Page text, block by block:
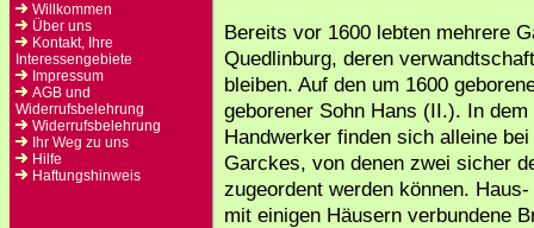
Willkommen
Über uns
Kontakt, Ihre
Interessengebiete
Impressum
AGB und
Widerrufsbelehrung
Widerrufsbelehrung
Ihr Weg zu uns
Hilfe
Haftungshinweis
Bereits vor 1600 lebten mehrere
Quedlinburg, deren
bleiben. Auf den um 1600
geborener Sohn Hans (II.). In
Handwerker finden sich alleine
Garckes, von denen zwei sicher
zugeordent werden können.
mit einigen Häusern verbundene